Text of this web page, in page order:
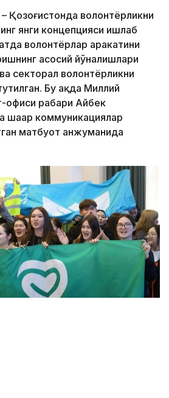
Қозоғистонда волонтёрликни
янги концепцияси ишлаб
волонтёрлар ҳаракатини
асосий йўналишлари
секторал волонтёрликни
Бу ҳақда Миллий
раҳбари Айбек
коммуникациялар
матбуот анжуманида